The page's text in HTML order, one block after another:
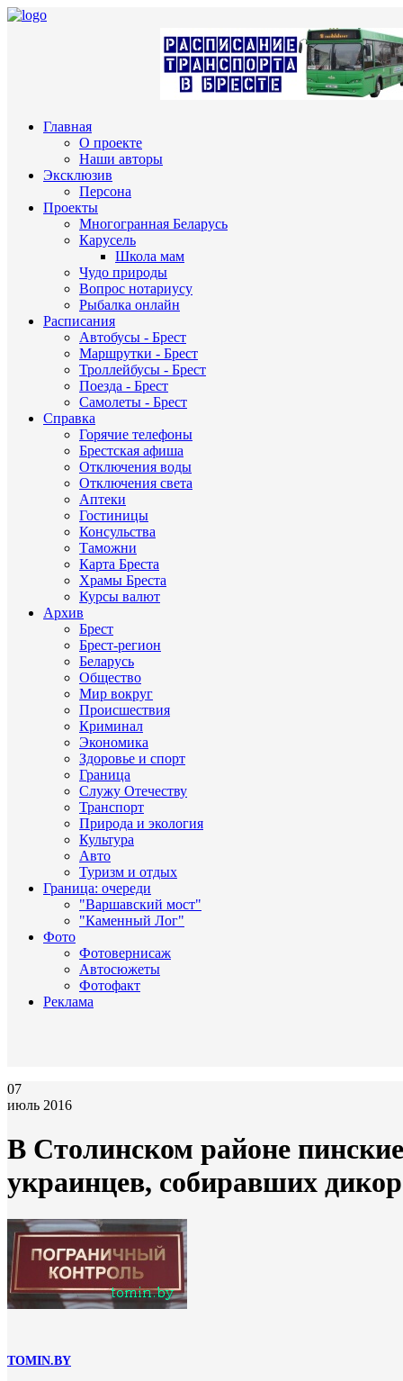
Главная
О проекте
Наши авторы
Эксклюзив
Персона
Проекты
Многогранная Беларусь
Карусель
Школа мам
Чудо природы
Вопрос нотариусу
Рыбалка онлайн
Расписания
Автобусы - Брест
Маршрутки - Брест
Троллейбусы - Брест
Поезда - Брест
Самолеты - Брест
Справка
Горячие телефоны
Брестская афиша
Отключения воды
Отключения света
Аптеки
Гостиницы
Консульства
Таможни
Карта Бреста
Храмы Бреста
Курсы валют
Архив
Брест
Брест-регион
Беларусь
Общество
Мир вокруг
Происшествия
Криминал
Экономика
Здоровье и спорт
Граница
Служу Отечеству
Транспорт
Природа и экология
Культура
Авто
Туризм и отдых
Граница: очереди
"Варшавский мост"
"Каменный Лог"
Фото
Фотовернисаж
Автосюжеты
Фотофакт
Реклама
07
июль 2016
В Столинском районе
украинцев, собиравших
TOMIN.BY